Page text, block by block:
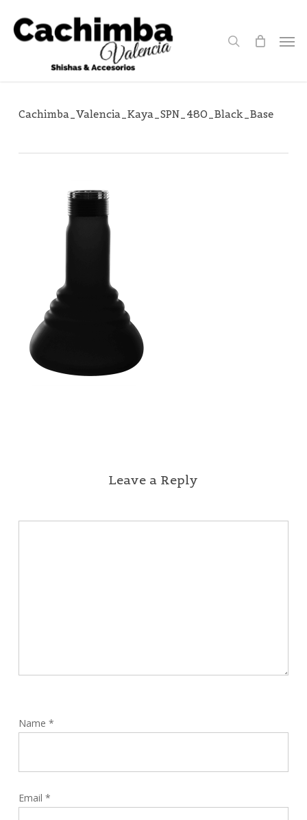
main
Cachimba_Valencia_Kaya_SPN_480_Black_Base
Leave a Reply
Name *
Email *